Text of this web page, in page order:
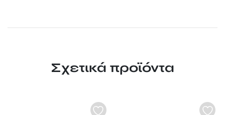
Σχετικά προϊόντα